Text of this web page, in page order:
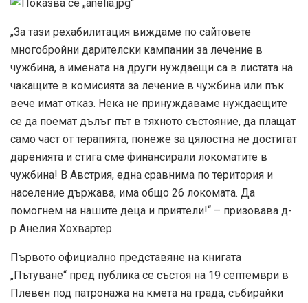
„За тази рехабилитация виждаме по сайтовете
многобройни дарителски кампании за лечение в
чужбина, а имената на други нуждаещи са в листата на
чакащите в комисията за лечение в чужбина или пък
вече имат отказ. Нека не принуждаваме нуждаещите
се да поемат дълъг път в тяхното състояние, да плащат
само част от терапията, понеже за цялостна не достигат
даренията и стига сме финансирали локоматите в
чужбина! В Австрия, една сравнима по територия и
население държава, има общо 26 локомата. Да
помогнем на нашите деца и приятели!“ – призовава д-
р Анелия Хохвартер.
Първото официално представяне на книгата
„Пътуване“ пред публика се състоя на 19 септември в
Плевен под патронажа на кмета на града, събирайки